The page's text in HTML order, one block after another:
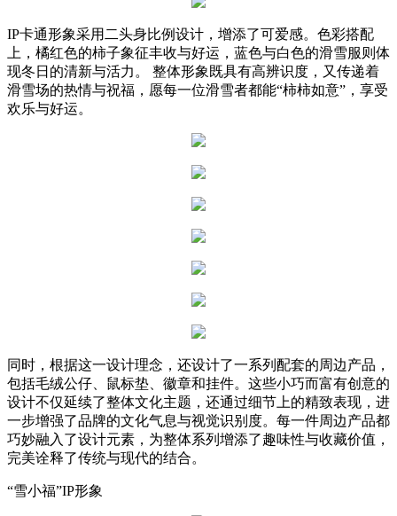
IP卡通形象采用二头身比例设计，增添了可爱感。色彩搭配
上，橘红色的柿子象征丰收与好运，蓝色与白色的滑雪服则体
现冬日的清新与活力。 整体形象既具有高辨识度，又传递着
滑雪场的热情与祝福，愿每一位滑雪者都能“柿柿如意”，享受
欢乐与好运。
同时，根据这一设计理念，还设计了一系列配套的周边产品，
包括毛绒公仔、鼠标垫、徽章和挂件。这些小巧而富有创意的
设计不仅延续了整体文化主题，还通过细节上的精致表现，进
一步增强了品牌的文化气息与视觉识别度。每一件周边产品都
巧妙融入了设计元素，为整体系列增添了趣味性与收藏价值，
完美诠释了传统与现代的结合。
“雪小福”IP形象